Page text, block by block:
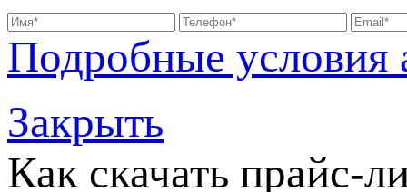
Подробные условия
Закрыть
Как скачать прайс-